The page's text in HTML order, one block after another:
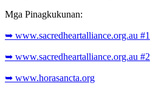
Mga Pinagkukunan:
➥ www.sacredheartalliance.org.au #1
➥ www.sacredheartalliance.org.au #2
➥ www.horasancta.org